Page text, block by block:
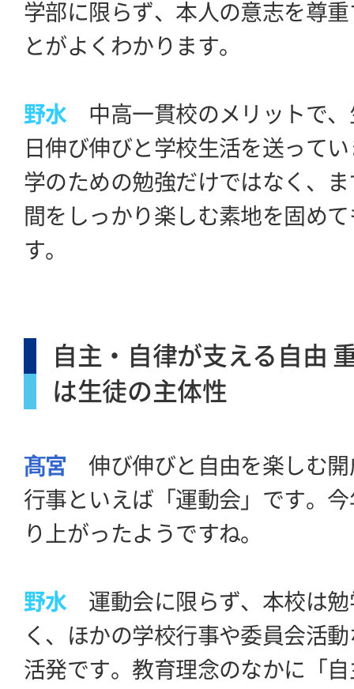
学部に限らず、本人の意志を尊
とがよくわかります。
野水 中高一貫校のメリットで、
日伸び伸びと学校生活を送って
学のための勉強だけではなく、
間をしっかり楽しむ素地を固め
す。
自主・自律が支える自由
は生徒の主体性
髙宮 伸び伸びと自由を楽しむ開
行事といえば「運動会」です。
り上がったようですね。
野水 運動会に限らず、本校は勉
く、ほかの学校行事や委員会活
活発です。教育理念のなかに「